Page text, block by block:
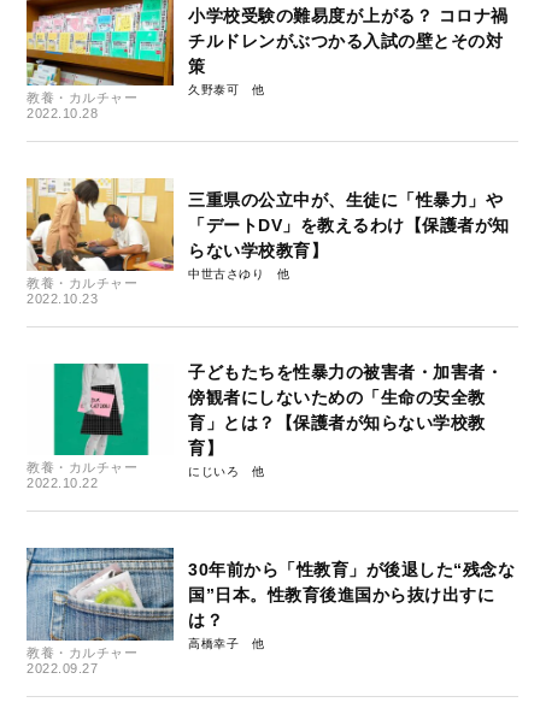
教養・カルチャー
2022.10.28
小学校受験の難易度が上がる？ コロナ禍
チルドレンがぶつかる入試の壁とその対
策
久野泰可
教養・カルチャー
2022.10.23
三重県の公立中が、生徒に「性暴力」や
「デートDV」を教えるわけ【保護者が知
らない学校教育】
中世古さゆり
教養・カルチャー
2022.10.22
子どもたちを性暴力の被害者・加害者・
傍観者にしないための「生命の安全教
育」とは？【保護者が知らない学校教
育】
にじいろ
教養・カルチャー
2022.09.27
30年前から「性教育」が後退した“残念な
国”日本。性教育後進国から抜け出すに
は？
高橋幸子